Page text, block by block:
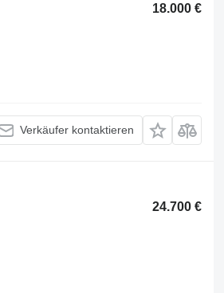
18.000 €
Verkäufer kontaktieren
24.700 €